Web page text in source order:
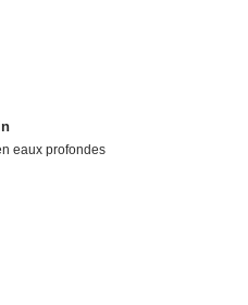
eaux profondes